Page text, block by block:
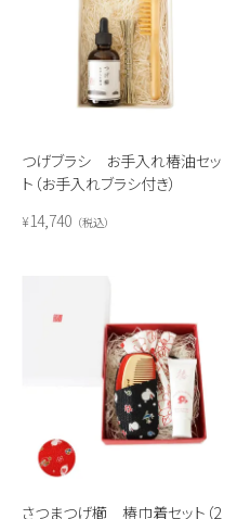
つげブラシ お手入れ椿油セッ
ト（お手入れブラシ付き）
¥14,740 税込
さつまつげ櫛 椿巾着セット（2